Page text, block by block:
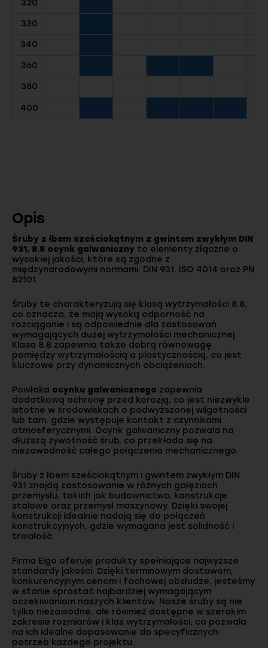
320
330
340
360
380
400
Opis
Śruby z łbem sześciokątnym z gwintem zwykłym DIN
931, 8.8 ocynk galwaniczny to elementy złączne o
wysokiej jakości, które są zgodne z
międzynarodowymi normami: DIN 931, ISO 4014 oraz PN
82101.
Śruby te charakteryzują się klasą wytrzymałości 8.8,
co oznacza, że mają wysoką odporność na
rozciąganie i są odpowiednie dla zastosowań
wymagających dużej wytrzymałości mechanicznej.
Klasa 8.8 zapewnia także dobrą równowagę
pomiędzy wytrzymałością a plastycznością, co jest
kluczowe przy dynamicznych obciążeniach.
Powłoka ocynku galwanicznego zapewnia
dodatkową ochronę przed korozją, co jest niezwykle
istotne w środowiskach o podwyższonej wilgotności
lub tam, gdzie występuje kontakt z czynnikami
atmosferycznymi. Ocynk galwaniczny pozwala na
dłuższą żywotność śrub, co przekłada się na
niezawodność całego połączenia mechanicznego.
Śruby z łbem sześciokątnym i gwintem zwykłym DIN
931 znajdą zastosowanie w różnych gałęziach
przemysłu, takich jak budownictwo, konstrukcje
stalowe oraz przemysł maszynowy. Dzięki swojej
konstrukcji idealnie nadają się do połączeń
konstrukcyjnych, gdzie wymagana jest solidność i
trwałość.
Firma Elgo oferuje produkty spełniające najwyższe
standardy jakości. Dzięki terminowym dostawom,
konkurencyjnym cenom i fachowej obsłudze, jesteśmy
w stanie sprostać najbardziej wymagającym
oczekiwaniom naszych klientów. Nasze śruby są nie
tylko niezawodne, ale również dostępne w szerokim
zakresie rozmiarów i klas wytrzymałości, co pozwala
na ich idealne dopasowanie do specyficznych
potrzeb każdego projektu.